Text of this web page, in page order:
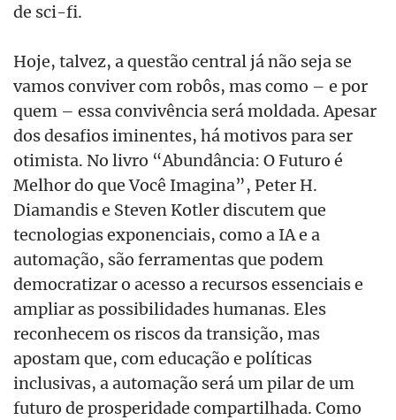
de sci-fi.
Hoje, talvez, a questão central já não seja se
vamos conviver com robôs, mas como – e por
quem – essa convivência será moldada. Apesar
dos desafios iminentes, há motivos para ser
otimista. No livro “Abundância: O Futuro é
Melhor do que Você Imagina”, Peter H.
Diamandis e Steven Kotler discutem que
tecnologias exponenciais, como a IA e a
automação, são ferramentas que podem
democratizar o acesso a recursos essenciais e
ampliar as possibilidades humanas. Eles
reconhecem os riscos da transição, mas
apostam que, com educação e políticas
inclusivas, a automação será um pilar de um
futuro de prosperidade compartilhada. Como